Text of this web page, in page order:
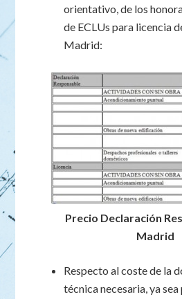
orientativo, de los
de ECLUs para licencia
Madrid:
Precio Declaración
Madrid
Respecto al coste de la
técnica necesaria, ya